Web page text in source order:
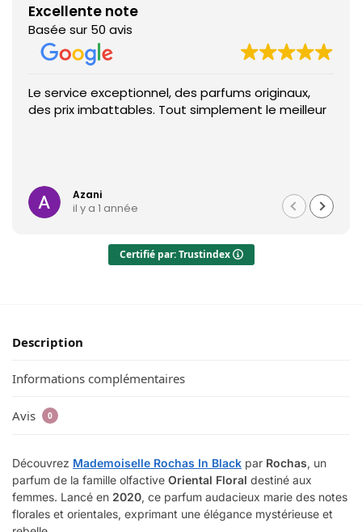
Excellente note
Basée sur 50 avis
Le service exceptionnel, des parfums originaux,
des prix imbattables. Tout simplement le meilleur
Azani
il y a 1 année
Certifié par: Trustindex
Description
Informations complémentaires
Avis 0
Découvrez Mademoiselle Rochas In Black par Rochas, un
parfum de la famille olfactive Oriental Floral destiné aux
femmes. Lancé en 2020, ce parfum audacieux marie des notes
florales et orientales, exprimant une élégance mystérieuse et